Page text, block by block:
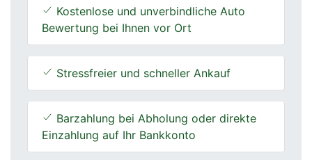
Kostenlose und unverbindliche Auto
Bewertung bei Ihnen vor Ort
Stressfreier und schneller Ankauf
Barzahlung bei Abholung oder direkte
Einzahlung auf Ihr Bankkonto